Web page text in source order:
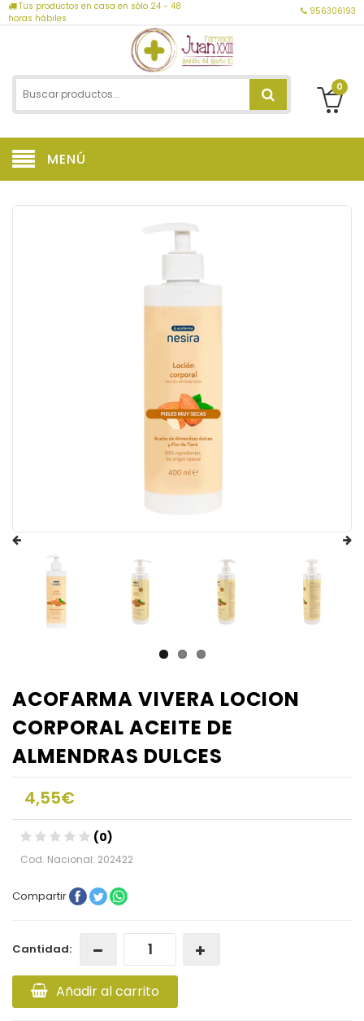
Tus productos en casa en sólo 24 - 48
horas hábiles
956306193
0
MENÚ
ACOFARMA VIVERA LOCION
CORPORAL ACEITE DE
ALMENDRAS DULCES
4,55€
(0)
Cod. Nacional: 202422
Compartir
Cantidad:
Añadir al carrito